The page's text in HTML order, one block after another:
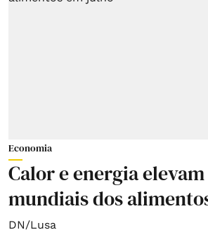
Economia
Calor e energia
mundiais dos
DN/Lusa